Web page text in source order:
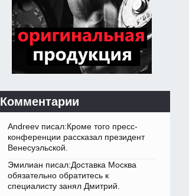
Комментарии
Andreev писал:Кроме того пресс-
конференции рассказал президент
Венесуэльской.
Эмилиан писал:Доставка Москва
обязательно обратитесь к
специалисту занял Дмитрий.